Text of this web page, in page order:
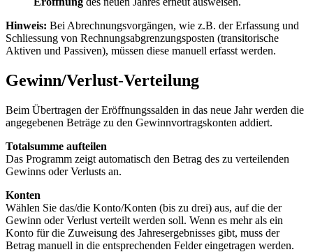
Hinweis: Bei Abrechnungsvorgängen, wie z.B. der Erfassung und
Schliessung von Rechnungsabgrenzungsposten (transitorische
Aktiven und Passiven), müssen diese manuell erfasst werden.
Gewinn/Verlust-Verteilung
Beim Übertragen der Eröffnungssalden in das neue Jahr werden die
angegebenen Beträge zu den Gewinnvortragskonten addiert.
Totalsumme aufteilen
Das Programm zeigt automatisch den Betrag des zu verteilenden
Gewinns oder Verlusts an.
Konten
Wählen Sie das/die Konto/Konten (bis zu drei) aus, auf die der
Gewinn oder Verlust verteilt werden soll. Wenn es mehr als ein
Konto für die Zuweisung des Jahresergebnisses gibt, muss der
Betrag manuell in die entsprechenden Felder eingetragen werden.